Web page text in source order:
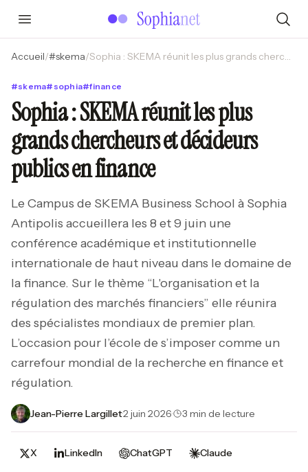
Accueil/#skema/ Sophia : SKEMA réunit les plus grands chercheurs et décideurs publics en finance
#skema# sophia#finance
Sophia : SKEMA réunit les plus
grands chercheurs et décideurs
publics en finance
Le Campus de SKEMA Business School à Sophia
Antipolis accueillera les 8 et 9 juin une
conférence académique et institutionnelle
internationale de haut niveau dans le domaine de
la finance. Sur le thème “L'organisation et la
régulation des marchés financiers” elle réunira
des spécialistes mondiaux de premier plan.
L’occasion pour l’école de s’imposer comme un
carrefour mondial de la recherche en finance et
régulation.
Jean-Pierre Largillet·2 juin 2026· 3 min de lecture
X LinkedIn ChatGPT Claude